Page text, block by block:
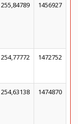
255,84789 1456927
254,77772 1472752
254,63138 1474870